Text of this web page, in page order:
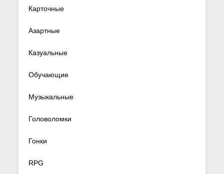
Карточные
Азартные
Казуальные
Обучающие
Музыкальные
Головоломки
Гонки
RPG